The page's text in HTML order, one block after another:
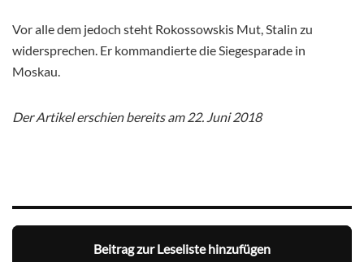
Vor alle dem jedoch steht Rokossowskis Mut, Stalin zu
widersprechen. Er kommandierte die Siegesparade in
Moskau.
Der Artikel erschien bereits am 22. Juni 2018
Beitrag zur Leseliste hinzufügen